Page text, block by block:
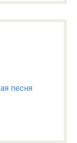
песня